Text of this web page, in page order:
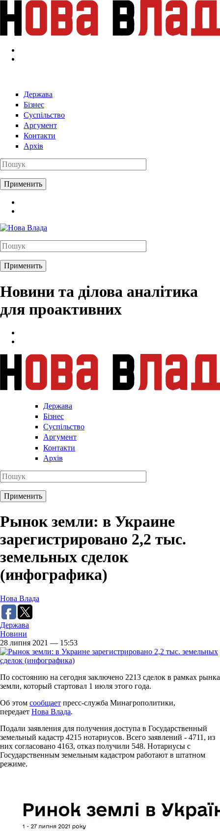
Перейти к основному содержанию
Держава
Бізнес
Суспільство
Аргумент
Контакти
Архів
Новини та ділова аналітика
для проактивних
Держава
Бізнес
Суспільство
Аргумент
Контакти
Архів
Рынок земли: в Украине
зарегистрировано 2,2 тыс.
земельных сделок
(инфографика)
Нова Влада
Держава
Новини
28 липня 2021 — 15:53
По состоянию на сегодня заключено 2213 сделок в рамках рынка
земли, который стартовал 1 июля этого года.
Об этом сообщает пресс-служба Минагрополитики,
передает Нова Влада.
Подали заявления для получения доступа в Государственный
земельный кадастр 4215 нотариусов. Всего заявлений - 4711, из
них согласовано 4163, отказ получили 548. Нотариусы с
Государственным земельным кадастром работают в штатном
режиме.